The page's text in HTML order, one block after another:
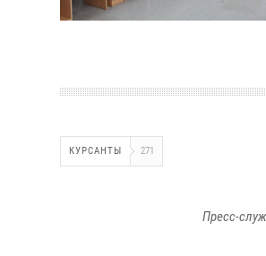
КУРСАНТЫ 271
Пресс-